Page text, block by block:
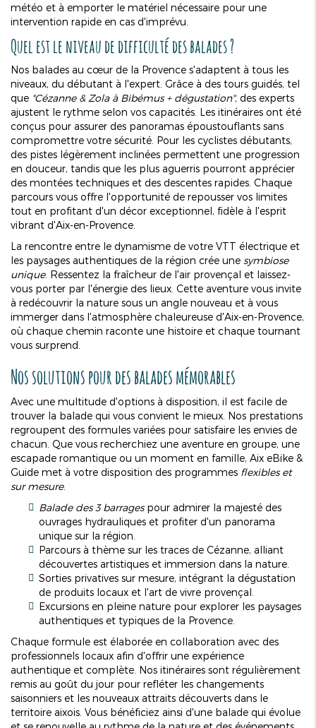
météo et à emporter le matériel nécessaire pour une
intervention rapide en cas d'imprévu.
Quel est le niveau de difficulté des balades ?
Nos balades au cœur de la Provence s'adaptent à tous les
niveaux, du débutant à l'expert. Grâce à des tours guidés, tel
que "Cézanne & Zola à Bibémus + dégustation", des experts
ajustent le rythme selon vos capacités. Les itinéraires ont été
conçus pour assurer des panoramas époustouflants sans
compromettre votre sécurité. Pour les cyclistes débutants,
des pistes légèrement inclinées permettent une progression
en douceur, tandis que les plus aguerris pourront apprécier
des montées techniques et des descentes rapides. Chaque
parcours vous offre l'opportunité de repousser vos limites
tout en profitant d'un décor exceptionnel, fidèle à l'esprit
vibrant d'Aix-en-Provence.
La rencontre entre le dynamisme de votre VTT électrique et
les paysages authentiques de la région crée une symbiose
unique. Ressentez la fraîcheur de l'air provençal et laissez-
vous porter par l'énergie des lieux. Cette aventure vous invite
à redécouvrir la nature sous un angle nouveau et à vous
immerger dans l'atmosphère chaleureuse d'Aix-en-Provence,
où chaque chemin raconte une histoire et chaque tournant
vous surprend.
Nos solutions pour des balades mémorables
Avec une multitude d'options à disposition, il est facile de
trouver la balade qui vous convient le mieux. Nos prestations
regroupent des formules variées pour satisfaire les envies de
chacun. Que vous recherchiez une aventure en groupe, une
escapade romantique ou un moment en famille, Aix eBike &
Guide met à votre disposition des programmes flexibles et
sur mesure.
Balade des 3 barragespour admirer la majesté des
ouvrages hydrauliques et profiter d'un panorama
unique sur la région.
Parcours à thème sur les traces de Cézanne, alliant
découvertes artistiques et immersion dans la nature.
Sorties privatives sur mesure, intégrant la dégustation
de produits locaux et l'art de vivre provençal.
Excursions en pleine nature pour explorer les paysages
authentiques et typiques de la Provence.
Chaque formule est élaborée en collaboration avec des
professionnels locaux afin d'offrir une expérience
authentique et complète. Nos itinéraires sont régulièrement
remis au goût du jour pour refléter les changements
saisonniers et les nouveaux attraits découverts dans le
territoire aixois. Vous bénéficiez ainsi d'une balade qui évolue